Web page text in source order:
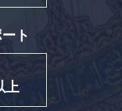
ト
上